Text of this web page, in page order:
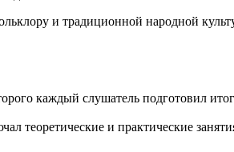
и традиционной народной
каждый слушатель подготовил
теоретические и практические